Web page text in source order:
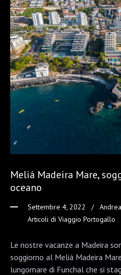
Meliá Madeira Mare,
oceano
Settembre 4, 2022
Andrea
Articoli di Viaggio Portogallo
Le nostre vacanze a Madeira
soggiorno al Meliá Madeira
lungomare di Funchal che si